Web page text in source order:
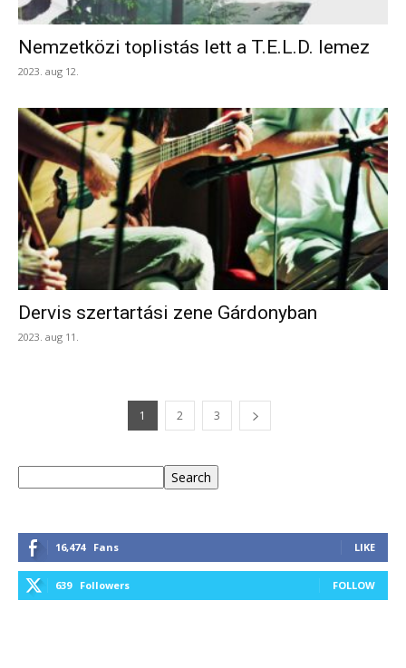
Nemzetközi toplistás lett a T.E.L.D. lemez
2023. aug 12.
Dervis szertartási zene Gárdonyban
2023. aug 11.
1 2 3
Search
16,474 Fans LIKE
639 Followers FOLLOW